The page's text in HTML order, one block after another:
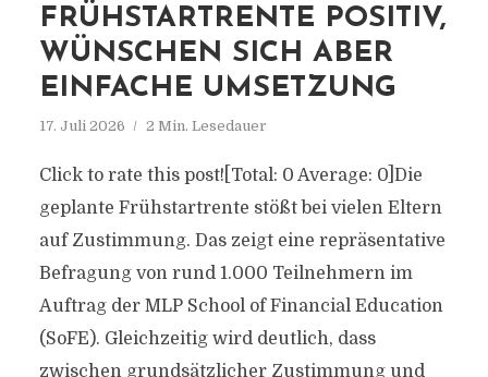
FRÜHSTARTRENTE POSITIV,
WÜNSCHEN SICH ABER
EINFACHE UMSETZUNG
17. Juli 2026 2 Min. Lesedauer
Click to rate this post![Total: 0 Average: 0]Die
geplante Frühstartrente stößt bei vielen Eltern
auf Zustimmung. Das zeigt eine repräsentative
Befragung von rund 1.000 Teilnehmern im
Auftrag der MLP School of Financial Education
(SoFE). Gleichzeitig wird deutlich, dass
zwischen grundsätzlicher Zustimmung und